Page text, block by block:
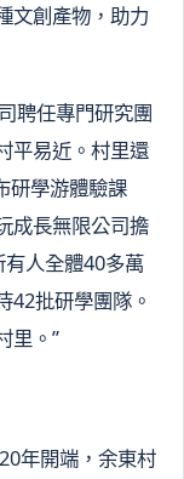
文創產物，助力
聘任專門研究團
平易近。村里還
研學游體驗課
成長無限公司擔
人全體40多萬
42批研學團隊。
里。”
年開端，余東村